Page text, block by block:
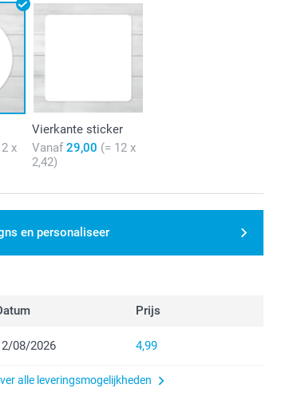
x
Vierkante sticker
Vanaf 29,00 (= 12 x
2,42)
en personaliseer
Prijs
08/2026 4,99
alle leveringsmogelijkheden